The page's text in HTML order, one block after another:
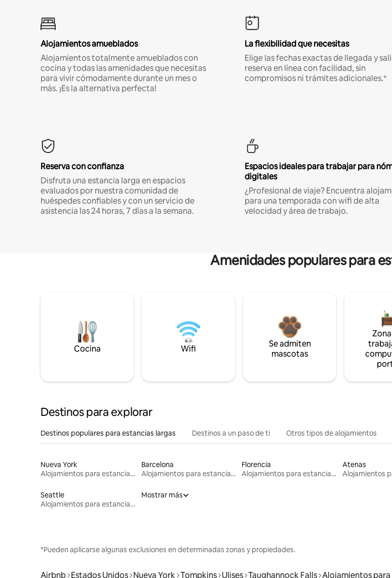
Alojamientos amueblados
Alojamientos totalmente amueblados con
cocina y todas las amenidades que necesitas
para vivir cómodamente durante un mes o
más. ¡Es la alternativa perfecta!
La flexibilidad que necesitas
Elige las fechas exactas de llegada y
reserva en línea con facilidad, sin
compromisos ni trámites adicionales.*
Reserva con confianza
Disfruta una estancia larga en espacios
evaluados por nuestra comunidad de
huéspedes confiables y con un servicio de
asistencia las 24 horas, 7 días a la semana.
Espacios ideales para trabajar para
digitales
¿Profesional de viaje? Encuentra
para una temporada con wifi de alta
velocidad y área de trabajo.
Amenidades populares para
Cocina Wifi
Se admiten
mascotas
Destinos para explorar
Destinos populares para estancias largas Destinos a un paso de ti Otros tipos de alojamientos
Nueva York
Alojamientos para estancias largas
Barcelona
Alojamientos para estancias largas
Florencia
Alojamientos para estancias largas
Atenas
Seattle
Alojamientos para estancias largas
Mostrar más
*Pueden aplicarse algunas exclusiones en determinadas zonas y propiedades.
Airbnb Estados Unidos Nueva York Tompkins Ulises Taughannock Falls Alojamientos